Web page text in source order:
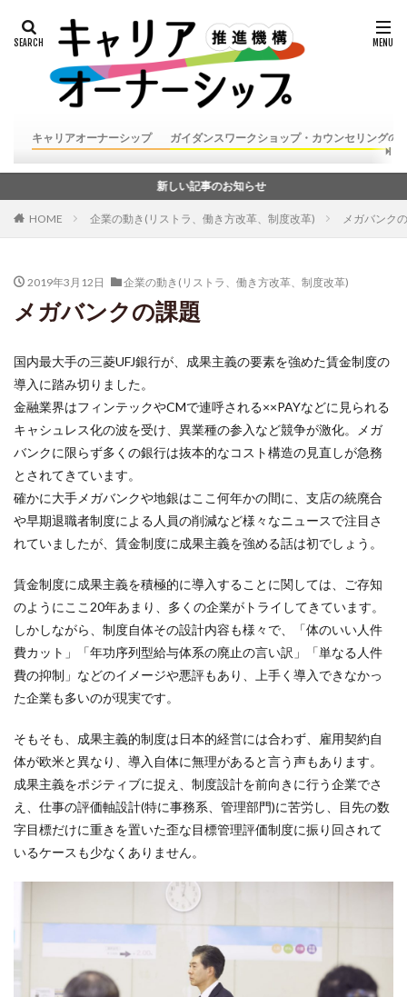
キャリアオーナーシップ ガイダンスワークショップ・カウンセリングの
新しい記事のお知らせ
HOME 企業の動き(リストラ、働き方改革、制度改革) メガバンク
2019年3月12日 企業の動き(リストラ、働き方改革、制度改革)
メガバンクの課題
国内最大手の三菱UFJ銀行が、成果主義の要素を強めた賃金制度の
導入に踏み切りました。
金融業界はフィンテックやCMで連呼される××PAYなどに見られる
キャシュレス化の波を受け、異業種の参入など競争が激化。メガ
バンクに限らず多くの銀行は抜本的なコスト構造の見直しが急務
とされてきています。
確かに大手メガバンクや地銀はここ何年かの間に、支店の統廃合
や早期退職者制度による人員の削減など様々なニュースで注目さ
れていましたが、賃金制度に成果主義を強める話は初でしょう。
賃金制度に成果主義を積極的に導入することに関しては、ご存知
のようにここ20年あまり、多くの企業がトライしてきています。
しかしながら、制度自体その設計内容も様々で、「体のいい人件
費カット」「年功序列型給与体系の廃止の言い訳」「単なる人件
費の抑制」などのイメージや悪評もあり、上手く導入できなかっ
た企業も多いのが現実です。
そもそも、成果主義的制度は日本的経営には合わず、雇用契約自
体が欧米と異なり、導入自体に無理があると言う声もあります。
成果主義をポジティブに捉え、制度設計を前向きに行う企業でさ
え、仕事の評価軸設計(特に事務系、管理部門)に苦労し、目先の数
字目標だけに重きを置いた歪な目標管理評価制度に振り回されて
いるケースも少なくありません。